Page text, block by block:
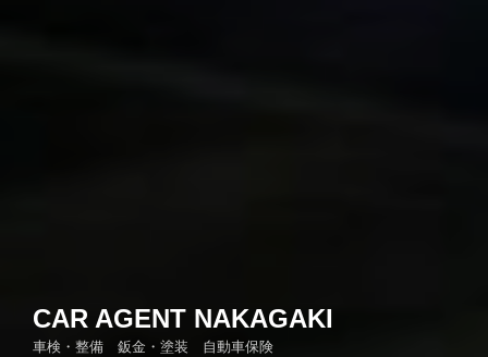
CAR AGENT NAKAGAKI
車検・整備 鈑金・塗装 自動車保険